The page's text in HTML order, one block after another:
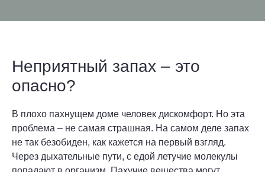
Неприятный запах – это
опасно?
В плохо пахнущем доме человек дискомфорт. Но эта
проблема – не самая страшная. На самом деле запах
не так безобиден, как кажется на первый взгляд.
Через дыхательные пути, с едой летучие молекулы